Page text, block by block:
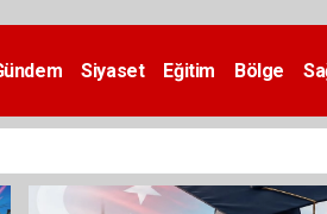
Siyaset Eğitim Bölge